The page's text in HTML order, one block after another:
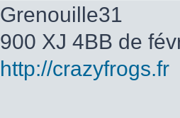
Grenouille31
900 XJ 4BB de
http://crazyfrogs.fr